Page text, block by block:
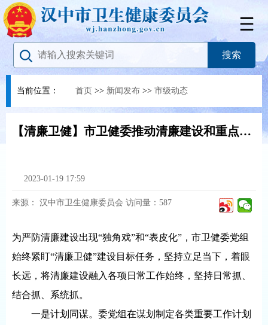
当前位置： 首页 >> 新闻发布 >> 市级动态
【清廉卫健】市卫健委推动清廉建设和重点工作融合
2023-01-19 17:59
来源： 汉中市卫生健康委员会 访问量： 587
为严防清廉建设出现“独角戏”和“表皮化”，市卫健委党组
始终紧盯“清廉卫健”建设目标任务，坚持立足当下，着眼
长远，将清廉建设融入各项日常工作始终，坚持日常抓、
结合抓、系统抓。
一是计划同谋。委党组在谋划制定各类重要工作计划